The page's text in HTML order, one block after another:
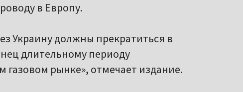
в Европу.
Украину должны прекратиться в
длительному периоду
рынке», отмечает издание.